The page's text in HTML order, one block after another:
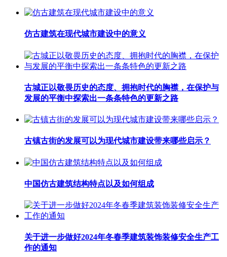
仿古建筑在现代城市建设中的意义
古城正以敬畏历史的态度、拥抱时代的胸襟，在保护与
发展的平衡中探索出一条条特色的更新之路
古镇古街的发展可以为现代城市建设带来哪些启示？
中国仿古建筑结构特点以及如何组成
关于进一步做好2024年冬春季建筑装饰装修安全生产工
作的通知